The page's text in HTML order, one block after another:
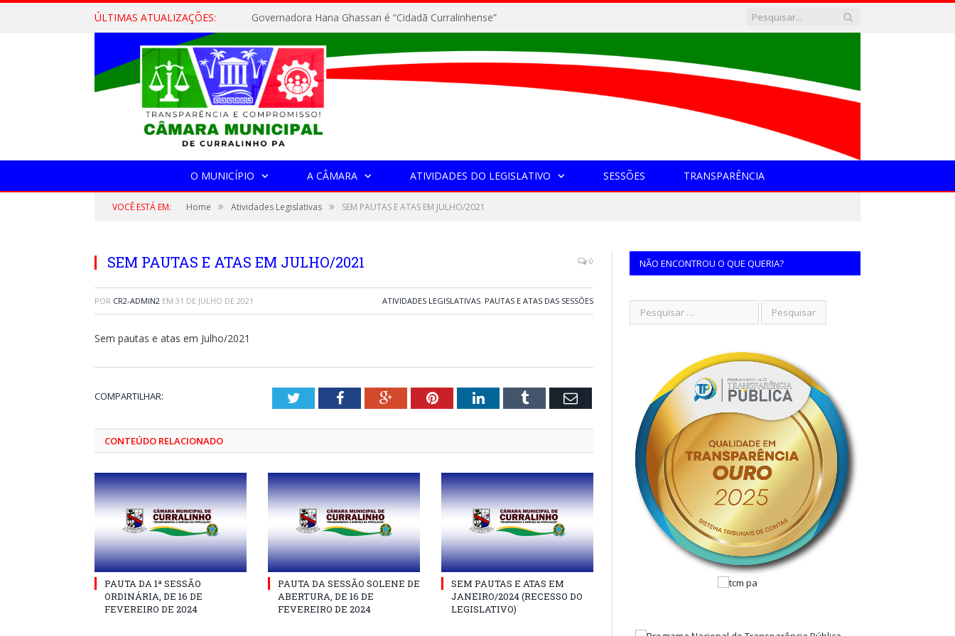
ÚLTIMAS ATUALIZAÇÕES: Governadora Hana Ghassan é “Cidadã Curralinhense”
O MUNICÍPIO A CÂMARA ATIVIDADES DO LEGISLATIVO SESSÕES TRANSPARÊNCIA
VOCÊ ESTÁ EM: Home » Atividades Legislativas » SEM PAUTAS E ATAS EM JULHO/2021
SEM PAUTAS E ATAS EM JULHO/2021 0
POR CR2-ADMIN2 EM 31 DE JULHO DE 2021 ATIVIDADES LEGISLATIVAS, PAUTAS E ATAS DAS SESSÕES
Sem pautas e atas em Julho/2021
COMPARTILHAR: TwitterFacebookGoogle+PinterestLinkedInTumblr Email
CONTEÚDO RELACIONADO
PAUTA DA 1ª SESSÃO
ORDINÁRIA, DE 16 DE
FEVEREIRO DE 2024
PAUTA DA SESSÃO SOLENE DE
ABERTURA, DE 16 DE
FEVEREIRO DE 2024
SEM PAUTAS E ATAS EM
JANEIRO/2024 (RECESSO DO
LEGISLATIVO)
NÃO ENCONTROU O QUE QUERIA?